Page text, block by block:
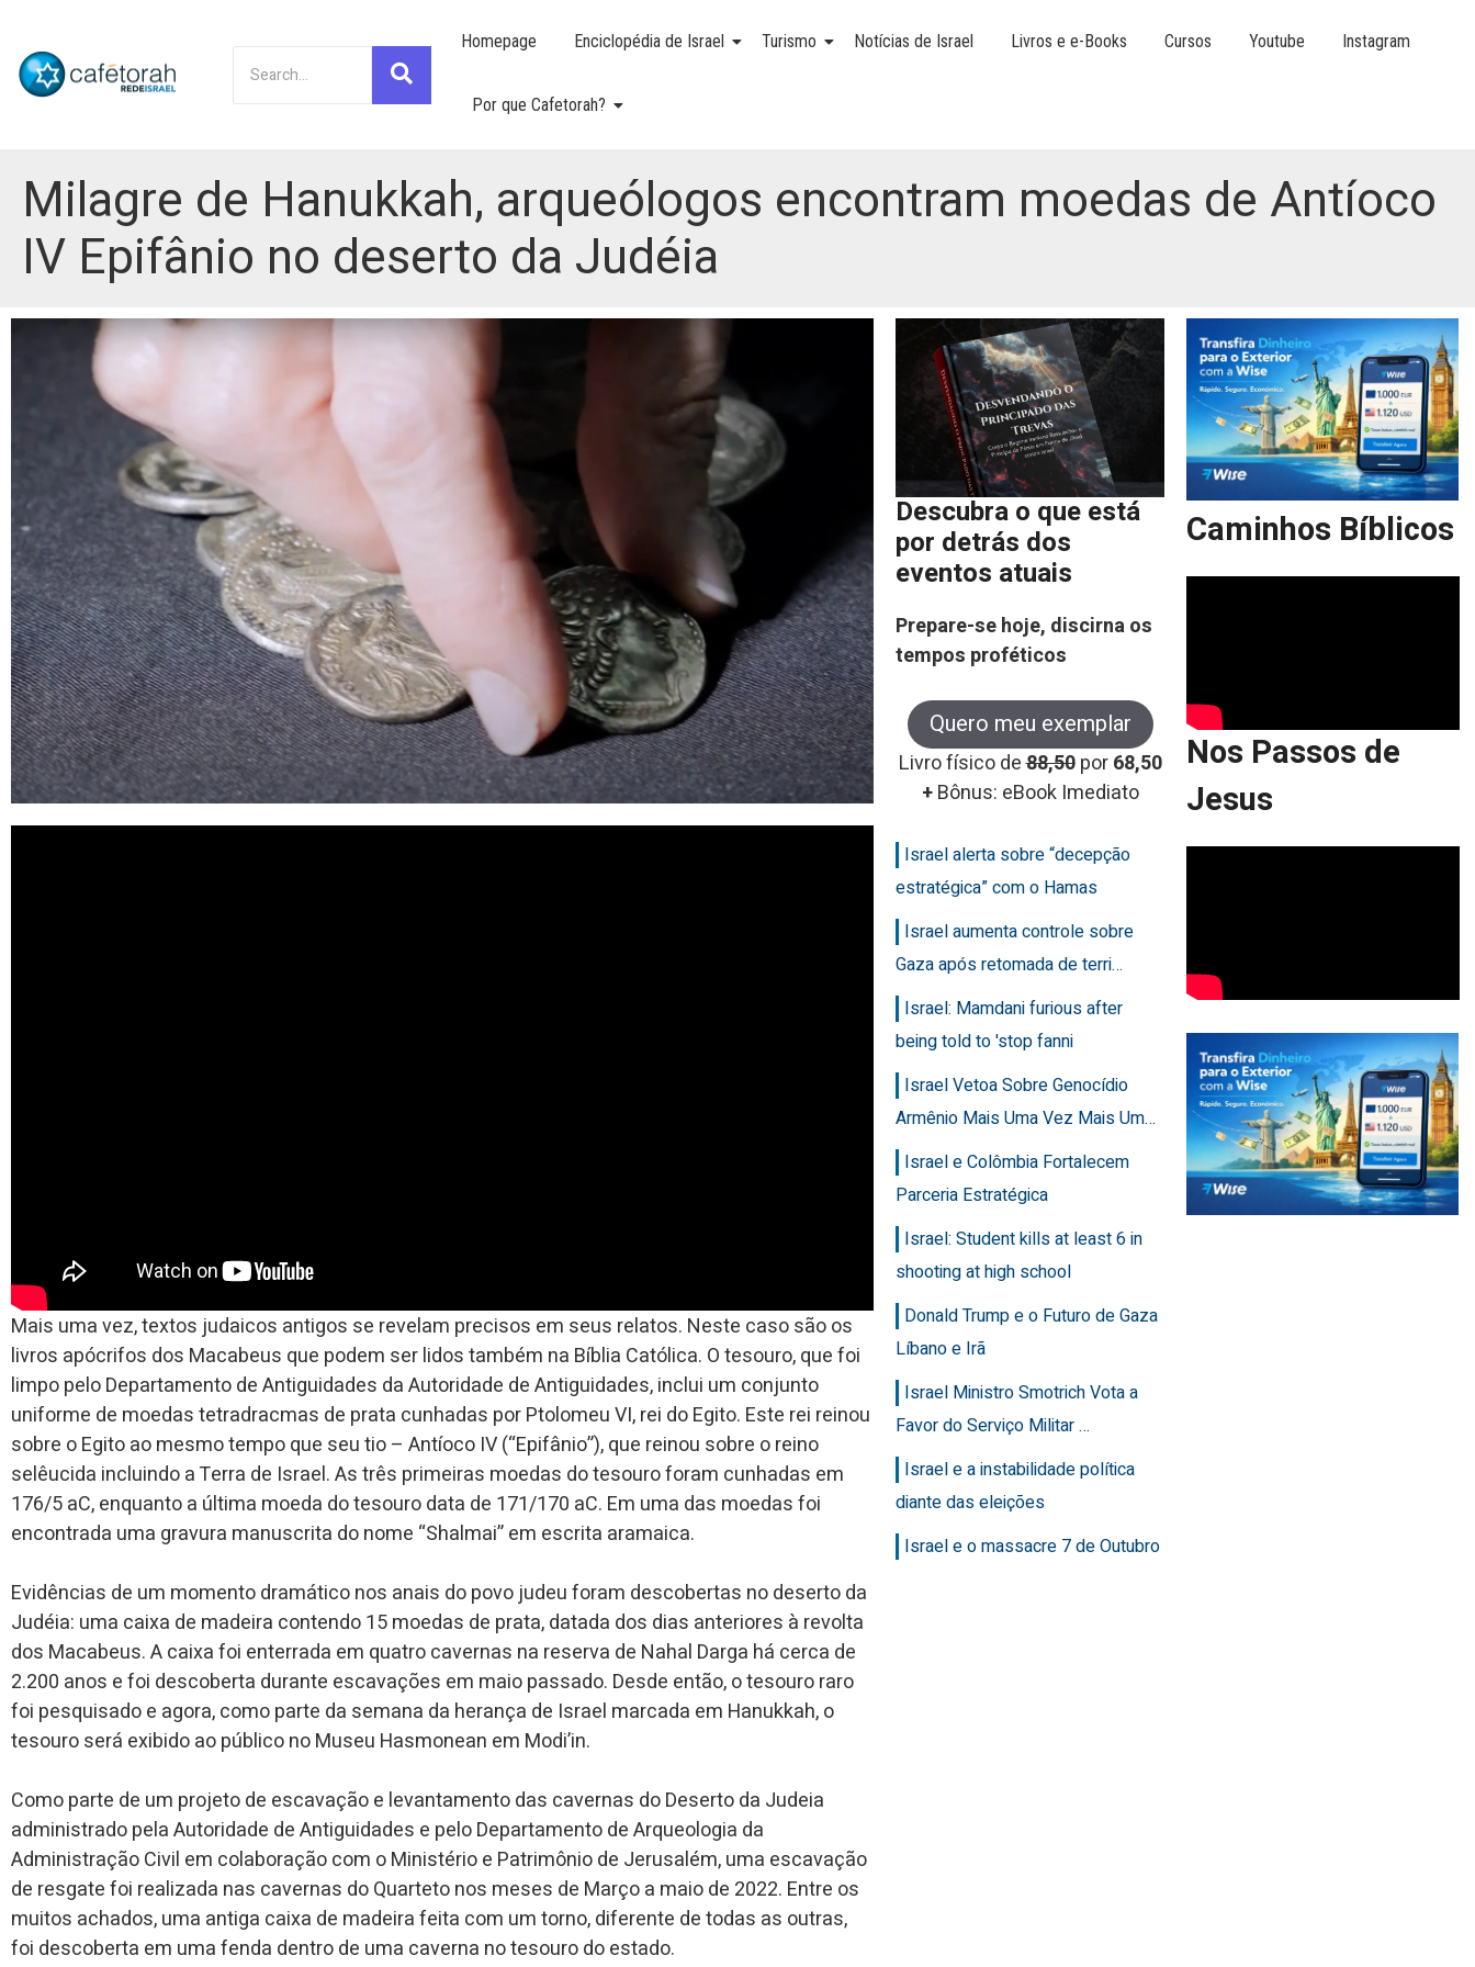
Homepage Enciclopédia de Israel Turismo Notícias de Israel Livros e e-Books Cursos Youtube Instagram
Por que Cafetorah?
Milagre de Hanukkah, arqueólogos encontram moedas de Antíoco
IV Epifânio no deserto da Judéia
Mais uma vez, textos judaicos antigos se revelam precisos em seus relatos. Neste caso são os
livros apócrifos dos Macabeus que podem ser lidos também na Bíblia Católica. O tesouro, que foi
limpo pelo Departamento de Antiguidades da Autoridade de Antiguidades, inclui um conjunto
uniforme de moedas tetradracmas de prata cunhadas por Ptolomeu VI, rei do Egito. Este rei reinou
sobre o Egito ao mesmo tempo que seu tio – Antíoco IV (“Epifânio”), que reinou sobre o reino
selêucida incluindo a Terra de Israel. As três primeiras moedas do tesouro foram cunhadas em
176/5 aC, enquanto a última moeda do tesouro data de 171/170 aC. Em uma das moedas foi
encontrada uma gravura manuscrita do nome “Shalmai” em escrita aramaica.
Evidências de um momento dramático nos anais do povo judeu foram descobertas no deserto da
Judéia: uma caixa de madeira contendo 15 moedas de prata, datada dos dias anteriores à revolta
dos Macabeus. A caixa foi enterrada em quatro cavernas na reserva de Nahal Darga há cerca de
2.200 anos e foi descoberta durante escavações em maio passado. Desde então, o tesouro raro
foi pesquisado e agora, como parte da semana da herança de Israel marcada em Hanukkah, o
tesouro será exibido ao público no Museu Hasmonean em Modi’in.
Como parte de um projeto de escavação e levantamento das cavernas do Deserto da Judeia
administrado pela Autoridade de Antiguidades e pelo Departamento de Arqueologia da
Administração Civil em colaboração com o Ministério e Patrimônio de Jerusalém, uma escavação
de resgate foi realizada nas cavernas do Quarteto nos meses de Março a maio de 2022. Entre os
muitos achados, uma antiga caixa de madeira feita com um torno, diferente de todas as outras,
foi descoberta em uma fenda dentro de uma caverna no tesouro do estado.
Descubra o que está
por detrás dos
eventos atuais
Prepare-se hoje, discirna os
tempos proféticos
Quero meu exemplar
Livro físico de88,50 por68,50
+Bônus: eBook Imediato
Israel alerta sobre “decepção
estratégica” com o Hamas
Israel aumenta controle sobre
Gaza após retomada de terri…
Israel: Mamdani furious after
being told to 'stop fanni
Israel Vetoa Sobre Genocídio
Armênio Mais Uma Vez Mais Um…
Israel e Colômbia Fortalecem
Parceria Estratégica
Israel: Student kills at least 6 in
shooting at high school
Donald Trump e o Futuro de Gaza
Líbano e Irã
Israel Ministro Smotrich Vota a
Favor do Serviço Militar …
Israel e a instabilidade política
diante das eleições
Israel e o massacre 7 de Outubro
Caminhos Bíblicos
Nos Passos de
Jesus